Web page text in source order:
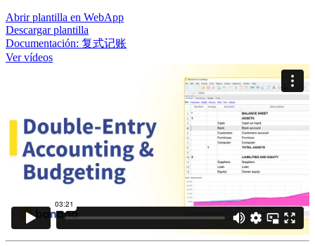
Abrir plantilla en WebApp
Descargar plantilla
Documentación: 复式记账
Ver vídeos